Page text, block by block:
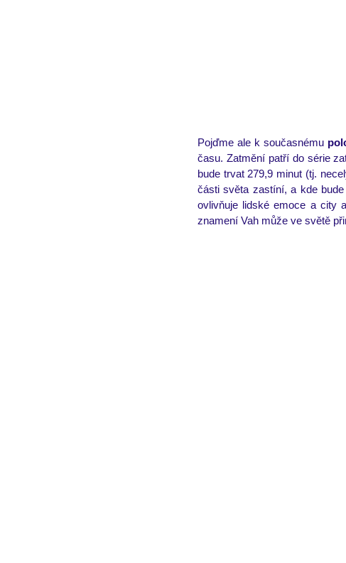
Pojďme ale k současnému
času. Zatmění patří do série
bude trvat 279,9 minut (tj.
části světa zastíní, a kde
ovlivňuje lidské emoce a city
znamení Vah může ve světě